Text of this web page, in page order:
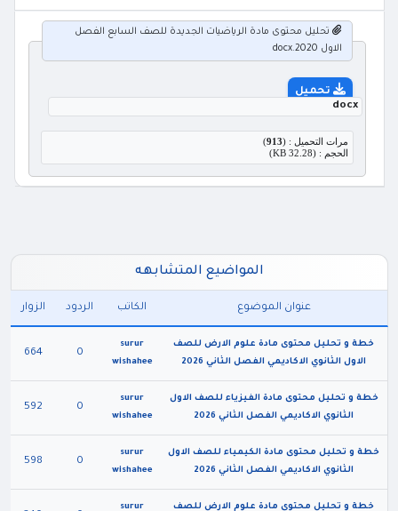
تحليل محتوى مادة الرياضيات الجديدة للصف السابع الفصل
الاول 2020.docx
تحميل
docx
مرات التحميل : (913
)
الحجم : (32.28 KB)
المواضيع المتشابهه
عنوان الموضوع الكاتب الردود الزوار
خطة و تحليل محتوى مادة علوم الارض للصف
الاول الثانوي الاكاديمي الفصل الثاني 2026
surur
wishahee
0
664
خطة و تحليل محتوى مادة الفيزياء للصف الاول
الثانوي الاكاديمي الفصل الثاني 2026
surur
wishahee
0
592
خطة و تحليل محتوى مادة الكيمياء للصف الاول
الثانوي الاكاديمي الفصل الثاني 2026
surur
wishahee
0
598
خطة و تحليل محتوى مادة علوم الارض للصف
surur